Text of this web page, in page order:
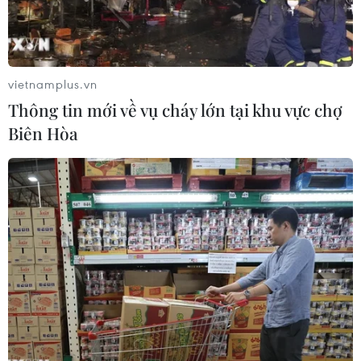
Thống đốc Ngân hàng Nhà nước Lê Minh Hưng phát biểu tại
Hội nghị Thủ tướng gặp doanh nghiệp. (Ảnh: Vietnam+)
“Ngân hàng Nhà nước cam kết cung ứng đầy đủ
vốn cho nền kinh tế, đồng thời, căn cứ nhu cầu
vốn cho tăng trưởng sẽ xem xét điều chỉnh tăng
vietnamplus.vn
Thông tin mới về vụ cháy lớn tại khu vực chợ
Biên Hòa